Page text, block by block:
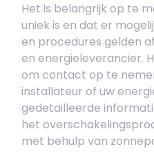
Het is belangrijk op te
uniek is en dat er
en procedures gelden
en energieleverancier.
om contact op te
installateur of uw
gedetailleerde
het
met behulp van